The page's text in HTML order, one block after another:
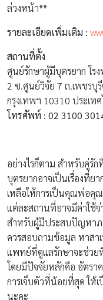
อย่างไรก็ตาม สำหรับคู่รั
บุตรยากอาจเป็นเรื่องที่ย
แต่ละสถานที่อาจมีค่าใช้
สำหรับผู้มีประสบปัญหาภา
ควรสอบถามข้อมูล หาสา
แพทย์ที่ดูแลรักษาจะช่วยพิ
โดยมีปัจจัยหลักคือ อัตราค
ขอบคุณข้อมูลอ้างอิงจาก
:www.tmbbank.com,
อ่านต่อบทความอื่นน่าสน
11 สาเหตุมีลูกยาก
อยากมีลูก ต้องลอง!
ยาก
อยาก มีลูกคนที่สอง